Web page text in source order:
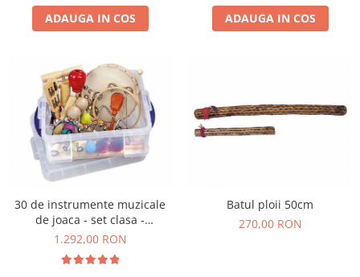
Saltele
Trasee de motricitate
Diverse jucarii educative
Apa si nisip
Dezvoltarea limbajului
Figurine
Mobilier gradinita
Montessori
Spații de joacă
Educatie inovativa
Anatomie
Comunicare
ADAUGA IN COS ADAUGA IN COS
30 de instrumente muzicale
de joaca - set clasa -
ritmicitate
1.292,00 RON
Batul ploii 50cm
270,00 RON